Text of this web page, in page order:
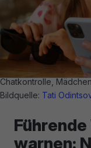
Chatkontrolle,
Bildquelle: Tati
warnen: